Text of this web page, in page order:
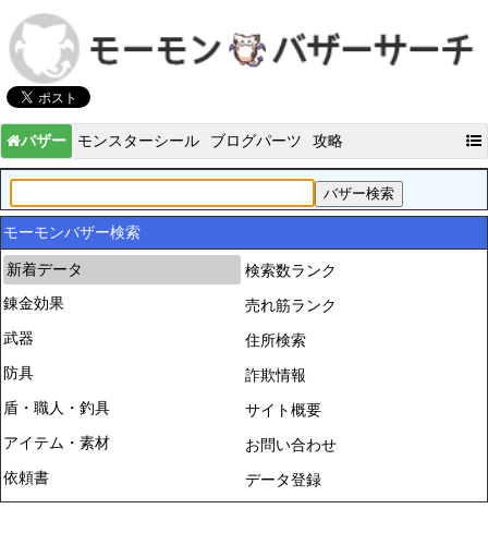
バザー モンスターシール ブログパーツ 攻略
モーモンバザー検索
新着データ
錬金効果
武器
防具
盾・職人・釣具
アイテム・素材
依頼書
検索数ランク
売れ筋ランク
住所検索
詐欺情報
サイト概要
お問い合わせ
データ登録